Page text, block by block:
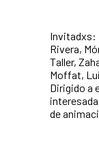
Invitadxs:
Rivera,
Taller,
Moffat,
Dirigido a
de